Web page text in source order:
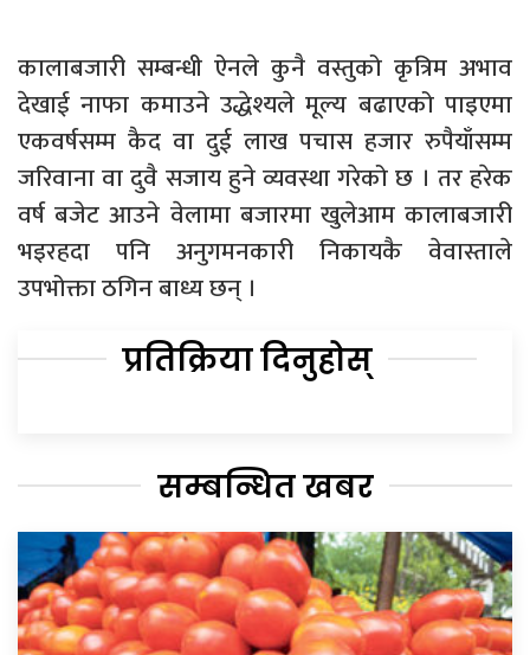
कालाबजारी सम्बन्धी ऐनले कुनै वस्तुको कृत्रिम अभाव
देखाई नाफा कमाउने उद्धेश्यले मूल्य बढाएको पाइएमा
एकवर्षसम्म कैद वा दुई लाख पचास हजार रुपैयाँसम्म
जरिवाना वा दुवै सजाय हुने व्यवस्था गरेको छ । तर हरेक
वर्ष बजेट आउने वेलामा बजारमा खुलेआम कालाबजारी
भइरहदा पनि अनुगमनकारी निकायकै वेवास्ताले
उपभोक्ता ठगिन बाध्य छन् ।
प्रतिक्रिया दिनुहोस्
सम्बन्धित खबर